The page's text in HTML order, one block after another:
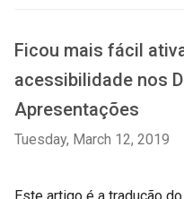
Ficou mais fácil
acessibilidade nos
Apresentações
Tuesday, March 12, 2019